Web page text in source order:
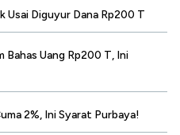
Usai Diguyur Dana Rp200 T
Bahas Uang Rp200 T, Ini
2%, Ini Syarat Purbaya!